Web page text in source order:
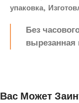
упаковка,
Без
вырезанная
Вас Может